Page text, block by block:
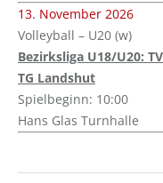
13. November 2026
Volleyball – U20 (w)
Bezirksliga U18/U20:
TG Landshut
Spielbeginn: 10:00
Hans Glas Turnhalle